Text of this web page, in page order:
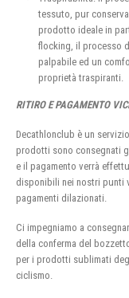
tessuto, pur
prodotto ideale in
flocking, il processo
palpabile ed un
proprietà traspiranti.
RITIRO E PAGAMENTO
Decathlonclub è un
prodotti sono consegnati
e il pagamento verrà
disponibili nei nostri punti
pagamenti dilazionati.
Ci impegniamo a
della conferma del
per i prodotti sublimati
ciclismo.